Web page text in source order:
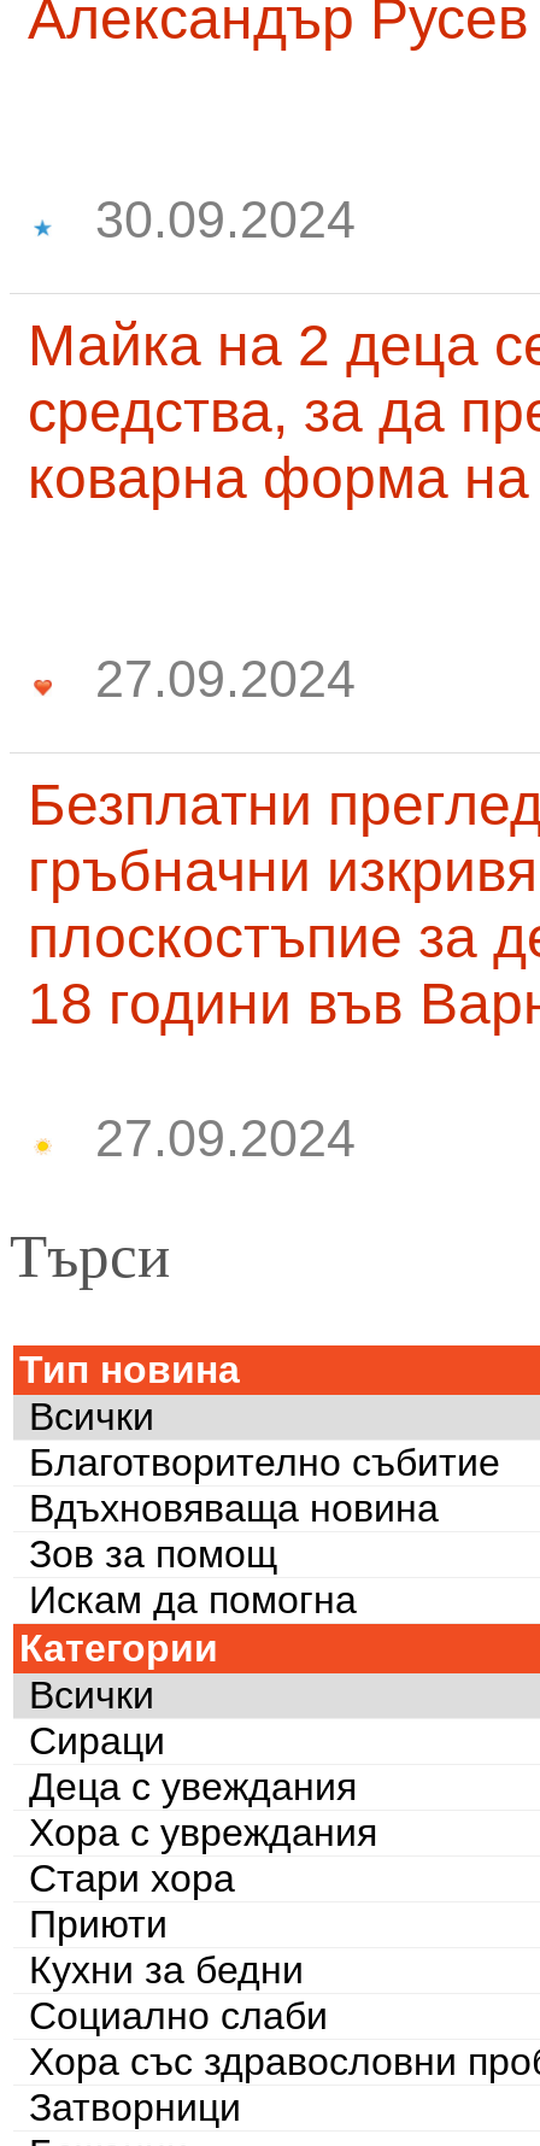
Александър Русев
30.09.2024
Майка на 2 деца
средства, за да
коварна форма на
27.09.2024
Безплатни
гръбначни
плоскостъпие за
18 години във
27.09.2024
Търси
Тип новина
Всички
Благотворително събитие
Вдъхновяваща новина
Зов за помощ
Искам да помогна
Категории
Всички
Сираци
Деца с увеждания
Хора с увреждания
Стари хора
Приюти
Кухни за бедни
Социално слаби
Хора със здравословни
Затворници